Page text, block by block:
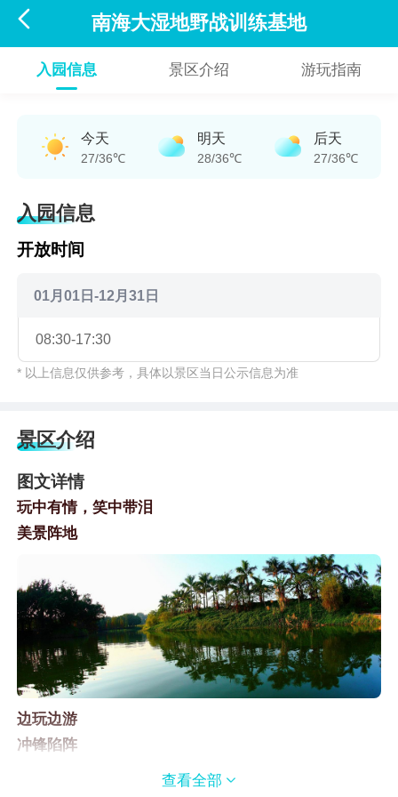
 南海大湿地野战训练基地
入园信息 景区介绍 游玩指南
今天
27/36℃
明天
28/36℃
后天
27/36℃
入园信息
开放时间
01月01日-12月31日
08:30-17:30
* 以上信息仅供参考，具体以景区当日公示信息为准
景区介绍
图文详情
玩中有情，笑中带泪
美景阵地
边玩边游
冲锋陷阵
单枪匹马不如团队配合。野战训练可以培养团队的默契
和团结，发现身边的绝佳拍档，收获枪林弹雨中的兄
查看全部 